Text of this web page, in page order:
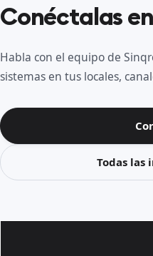
Conéctalas
Habla con el equipo de
sistemas en tus locales,
Todas las